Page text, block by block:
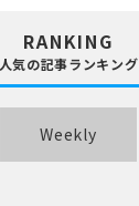
RANKING
人気の記事ランキング
Weekly